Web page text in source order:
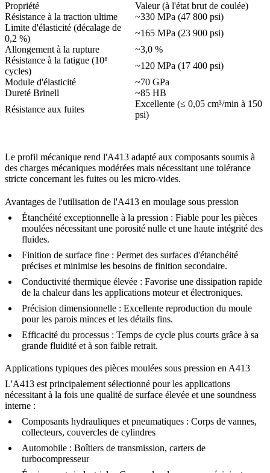
Propriété
Valeur (à l'état brut de coulée)
Résistance à la traction ultime
~330 MPa (47 800 psi)
Limite d'élasticité (décalage de
0,2 %)
~165 MPa (23 900 psi)
Allongement à la rupture
~3,0 %
Résistance à la fatigue (10⁸
cycles)
~120 MPa (17 400 psi)
Module d'élasticité
~70 GPa
Dureté Brinell
~85 HB
Résistance aux fuites
Excellente (≤ 0,05 cm³/min à 150
psi)
Le profil mécanique rend l'A413 adapté aux composants soumis à
des charges mécaniques modérées mais nécessitant une tolérance
stricte concernant les fuites ou les micro-vides.
Avantages de l'utilisation de l'A413 en moulage sous pression
Étanchéité exceptionnelle à la pression : Fiable pour les pièces
moulées nécessitant une porosité nulle et une haute intégrité des
fluides.
Finition de surface fine : Permet des surfaces d'étanchéité
précises et minimise les besoins de finition secondaire.
Conductivité thermique élevée : Favorise une dissipation rapide
de la chaleur dans les applications moteur et électroniques.
Précision dimensionnelle : Excellente reproduction du moule
pour les parois minces et les détails fins.
Efficacité du processus : Temps de cycle plus courts grâce à sa
grande fluidité et à son faible retrait.
Applications typiques des pièces moulées sous pression en A413
L'A413 est principalement sélectionné pour les applications
nécessitant à la fois une qualité de surface élevée et une soundness
interne :
Composants hydrauliques et pneumatiques : Corps de vannes,
collecteurs, couvercles de cylindres
Automobile : Boîtiers de transmission, carters de
turbocompresseur